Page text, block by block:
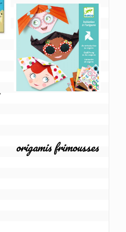
origamis frimousses